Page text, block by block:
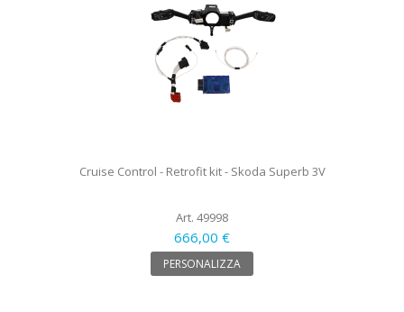
Cruise Control - Retrofit kit - Skoda Superb 3V
Art. 49998
666,00 €
PERSONALIZZA